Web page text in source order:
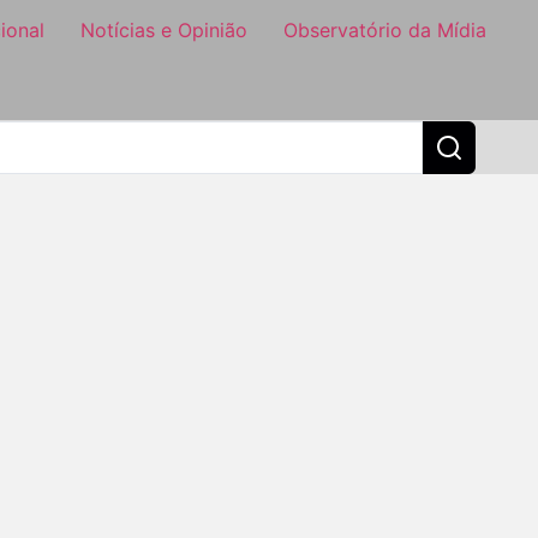
Notícias e Opinião Observatório da Mídia